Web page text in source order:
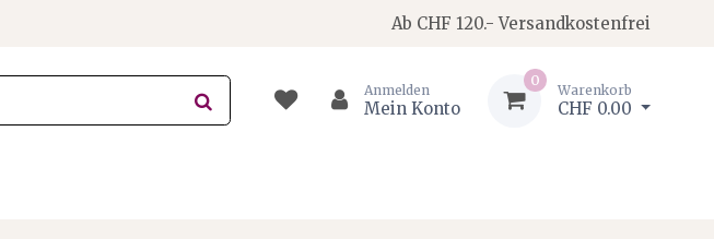
Ab CHF 120.- Versandkostenfrei
Anmelden
Mein Konto
0
Warenkorb
CHF 0.00